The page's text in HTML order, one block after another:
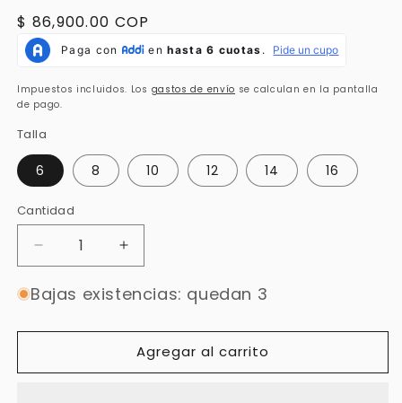
Precio
habitual
$ 86,900.00 COP
Impuestos incluidos. Los gastos de envío se calculan en la pantalla
de pago.
Talla
6 8 10 12 14 16
Cantidad
Cantidad
Reducir
cantidad
para
Pantalón
Drill
Aumentar
cantidad
para
Drill
Cargo
Negro
Bajas existencias: quedan 3
Agregar al carrito